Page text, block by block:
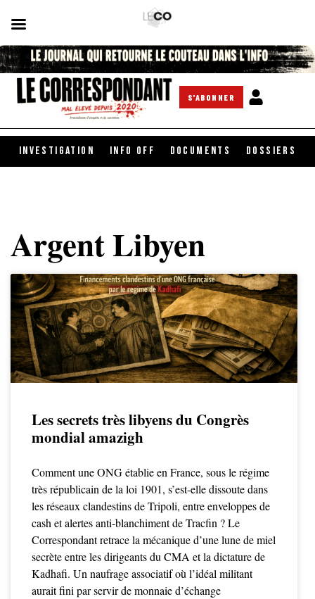
S'ABONNER
INVESTIGATION INFO OFF DOCUMENTS DOSSIERS
Argent Libyen
Les secrets très libyens du Congrès
mondial amazigh
Comment une ONG établie en France, sous le régime
très républicain de la loi 1901, s’est-elle dissoute dans
les réseaux clandestins de Tripoli, entre enveloppes de
cash et alertes anti-blanchiment de Tracfin ? Le
Correspondant retrace la mécanique d’une lune de miel
secrète entre les dirigeants du CMA et la dictature de
Kadhafi. Un naufrage associatif où l’idéal militant
aurait fini par servir de monnaie d’échange